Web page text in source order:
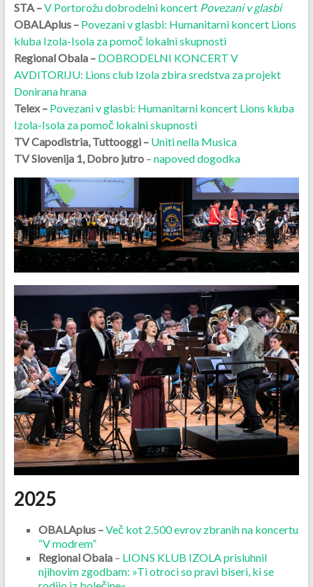
STA –V Portorožu dobrodelni koncert Povezani v glasbi
OBALAplus – Povezani v glasbi: Humanitarni koncert Lions
kluba Izola-Isola za pomoč lokalni skupnosti
Regional Obala – DOBRODELNI KONCERT V
AVDITORIJU: Lions club Izola zbira sredstva za projekt
Donirana hrana
Telex – Povezani v glasbi: Humanitarni koncert Lions kluba
Izola-Isola za pomoč lokalni skupnosti
TV Capodistria, Tuttooggi – Uniti nella Musica
TV Slovenija 1, Dobro jutro– napoved dogodka
2025
OBALAplus –Več kot 2.500 evrov zbranih na koncertu
“V modrem”
Regional Obala– LIONS KLUB IZOLA prisluhnil
njihovim zgodbam: »Ti otroci so pravi biseri, ki se